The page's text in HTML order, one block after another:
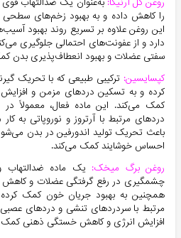
روغن گل آرنیکا:‌به‌عنوان یک ضدالتهاب
را کاهش داده و به بهبود زخم‌های
این روغن علاوه بر تسریع روند بهبود
دارد و از عفونت‌های احتمالی جلوگیری
سفتی عضلات و بهبود انعطاف‌پذیری بدن
کپسایسین: ترکیبی طبیعی که با تحریک
کرده و به تسکین دردهای مزمن و
کمک می‌کند. این ماده فعال، معمولاً
دردهای مرتبط با آرتروز و نوروپاتی به
باعث تحریک تولید اندورفین در بدن
احساس خوشایند کمک می‌کند.
روغن برگ میخک: یک ماده ضدالتهاب
چشمگیری در رفع گرفتگی عضلات و کاهش
همچنین به بهبود جریان خون کمک کرده
مرتبط با سردردهای تنشی و دردهای عصبی
افزایش انرژی و کاهش خستگی ذهنی کمک